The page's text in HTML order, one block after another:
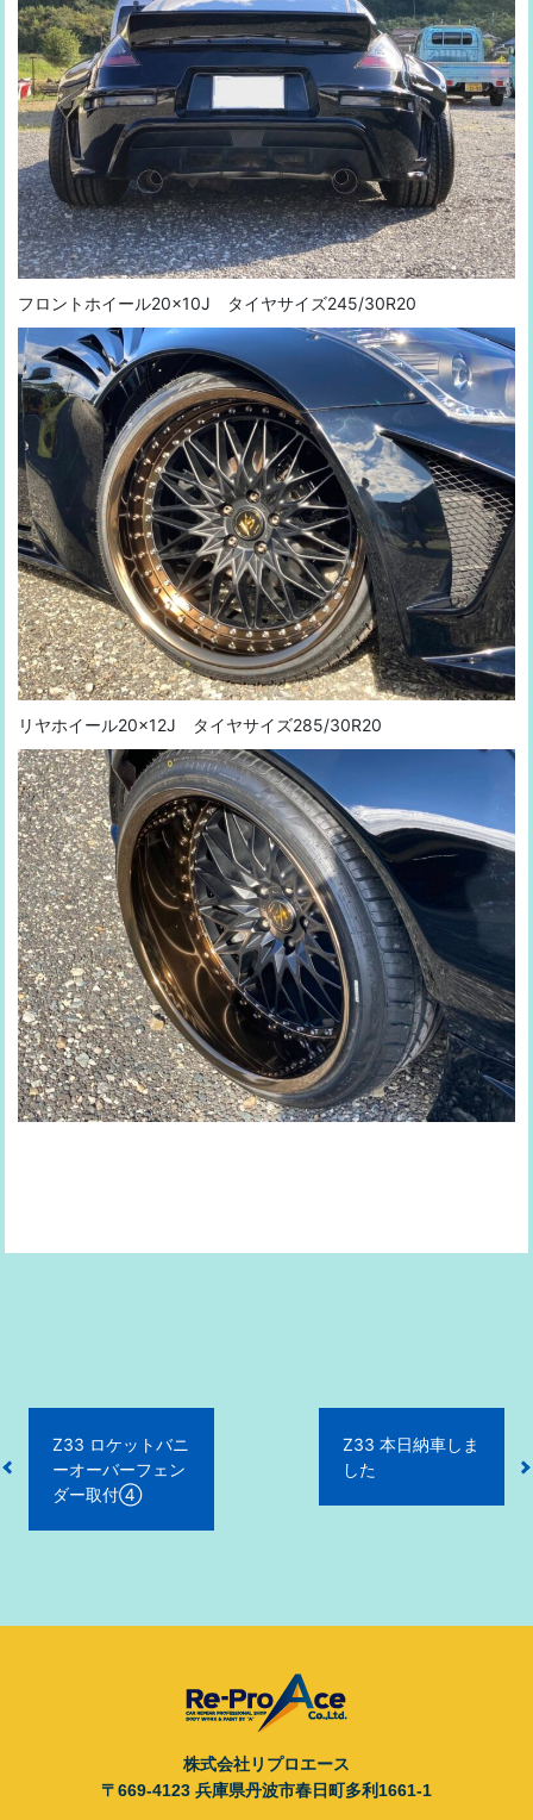
フロントホイール20×10J タイヤサイズ245/30R20
リヤホイール20×12J タイヤサイズ285/30R20
ナ
ョ
Z33 ロケットバニ
ーオーバーフェン
ダー取付④
Z33 本日納車しま
した
株式会社リプロエース
〒669-4123 兵庫県丹波市春日町多利1661-1